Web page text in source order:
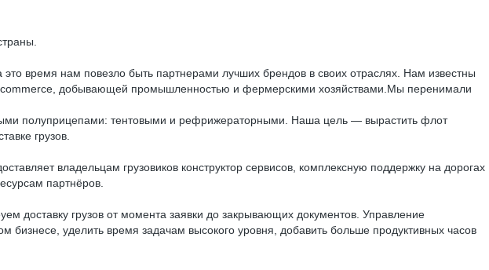
время нам повезло быть партнерами лучших брендов в своих отраслях. Нам известны
commerce, добывающей промышленностью и фермерскими хозяйствами.Мы перенимали
полуприцепами: тентовыми и рефрижераторными. Наша цель — вырастить флот
грузов.
владельцам грузовиков конструктор сервисов, комплексную поддержку на дорогах
партнёров.
доставку грузов от момента заявки до закрывающих документов. Управление
уделить время задачам высокого уровня, добавить больше продуктивных часов